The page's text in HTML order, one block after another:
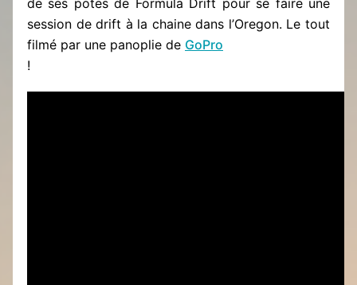
de ses potes de Formula Drift pour se faire une
session de drift à la chaine dans l’Oregon. Le tout
filmé par une panoplie de GoPro
!